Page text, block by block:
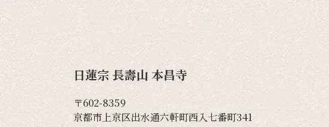
日蓮宗 長壽山 本昌寺
〒602-8359
京都市上京区出水通六軒町西入七番町341